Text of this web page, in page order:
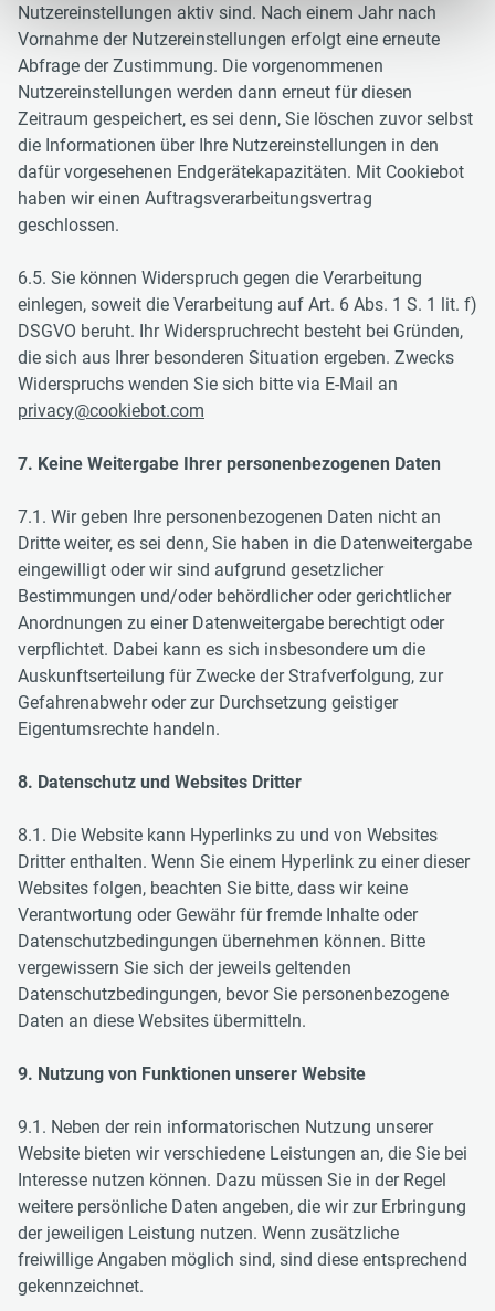
Nutzereinstellungen aktiv sind. Nach einem Jahr nach
Vornahme der Nutzereinstellungen erfolgt eine erneute
Abfrage der Zustimmung. Die vorgenommenen
Nutzereinstellungen werden dann erneut für diesen
Zeitraum gespeichert, es sei denn, Sie löschen zuvor selbst
die Informationen über Ihre Nutzereinstellungen in den
dafür vorgesehenen Endgerätekapazitäten. Mit Cookiebot
haben wir einen Auftragsverarbeitungsvertrag
geschlossen.
6.5. Sie können Widerspruch gegen die Verarbeitung
einlegen, soweit die Verarbeitung auf Art. 6 Abs. 1 S. 1 lit. f)
DSGVO beruht. Ihr Widerspruchrecht besteht bei Gründen,
die sich aus Ihrer besonderen Situation ergeben. Zwecks
Widerspruchs wenden Sie sich bitte via E-Mail an
privacy@cookiebot.com
7. Keine Weitergabe Ihrer personenbezogenen Daten
7.1. Wir geben Ihre personenbezogenen Daten nicht an
Dritte weiter, es sei denn, Sie haben in die Datenweitergabe
eingewilligt oder wir sind aufgrund gesetzlicher
Bestimmungen und/oder behördlicher oder gerichtlicher
Anordnungen zu einer Datenweitergabe berechtigt oder
verpflichtet. Dabei kann es sich insbesondere um die
Auskunftserteilung für Zwecke der Strafverfolgung, zur
Gefahrenabwehr oder zur Durchsetzung geistiger
Eigentumsrechte handeln.
8. Datenschutz und Websites Dritter
8.1. Die Website kann Hyperlinks zu und von Websites
Dritter enthalten. Wenn Sie einem Hyperlink zu einer dieser
Websites folgen, beachten Sie bitte, dass wir keine
Verantwortung oder Gewähr für fremde Inhalte oder
Datenschutzbedingungen übernehmen können. Bitte
vergewissern Sie sich der jeweils geltenden
Datenschutzbedingungen, bevor Sie personenbezogene
Daten an diese Websites übermitteln.
9. Nutzung von Funktionen unserer Website
9.1. Neben der rein informatorischen Nutzung unserer
Website bieten wir verschiedene Leistungen an, die Sie bei
Interesse nutzen können. Dazu müssen Sie in der Regel
weitere persönliche Daten angeben, die wir zur Erbringung
der jeweiligen Leistung nutzen. Wenn zusätzliche
freiwillige Angaben möglich sind, sind diese entsprechend
gekennzeichnet.